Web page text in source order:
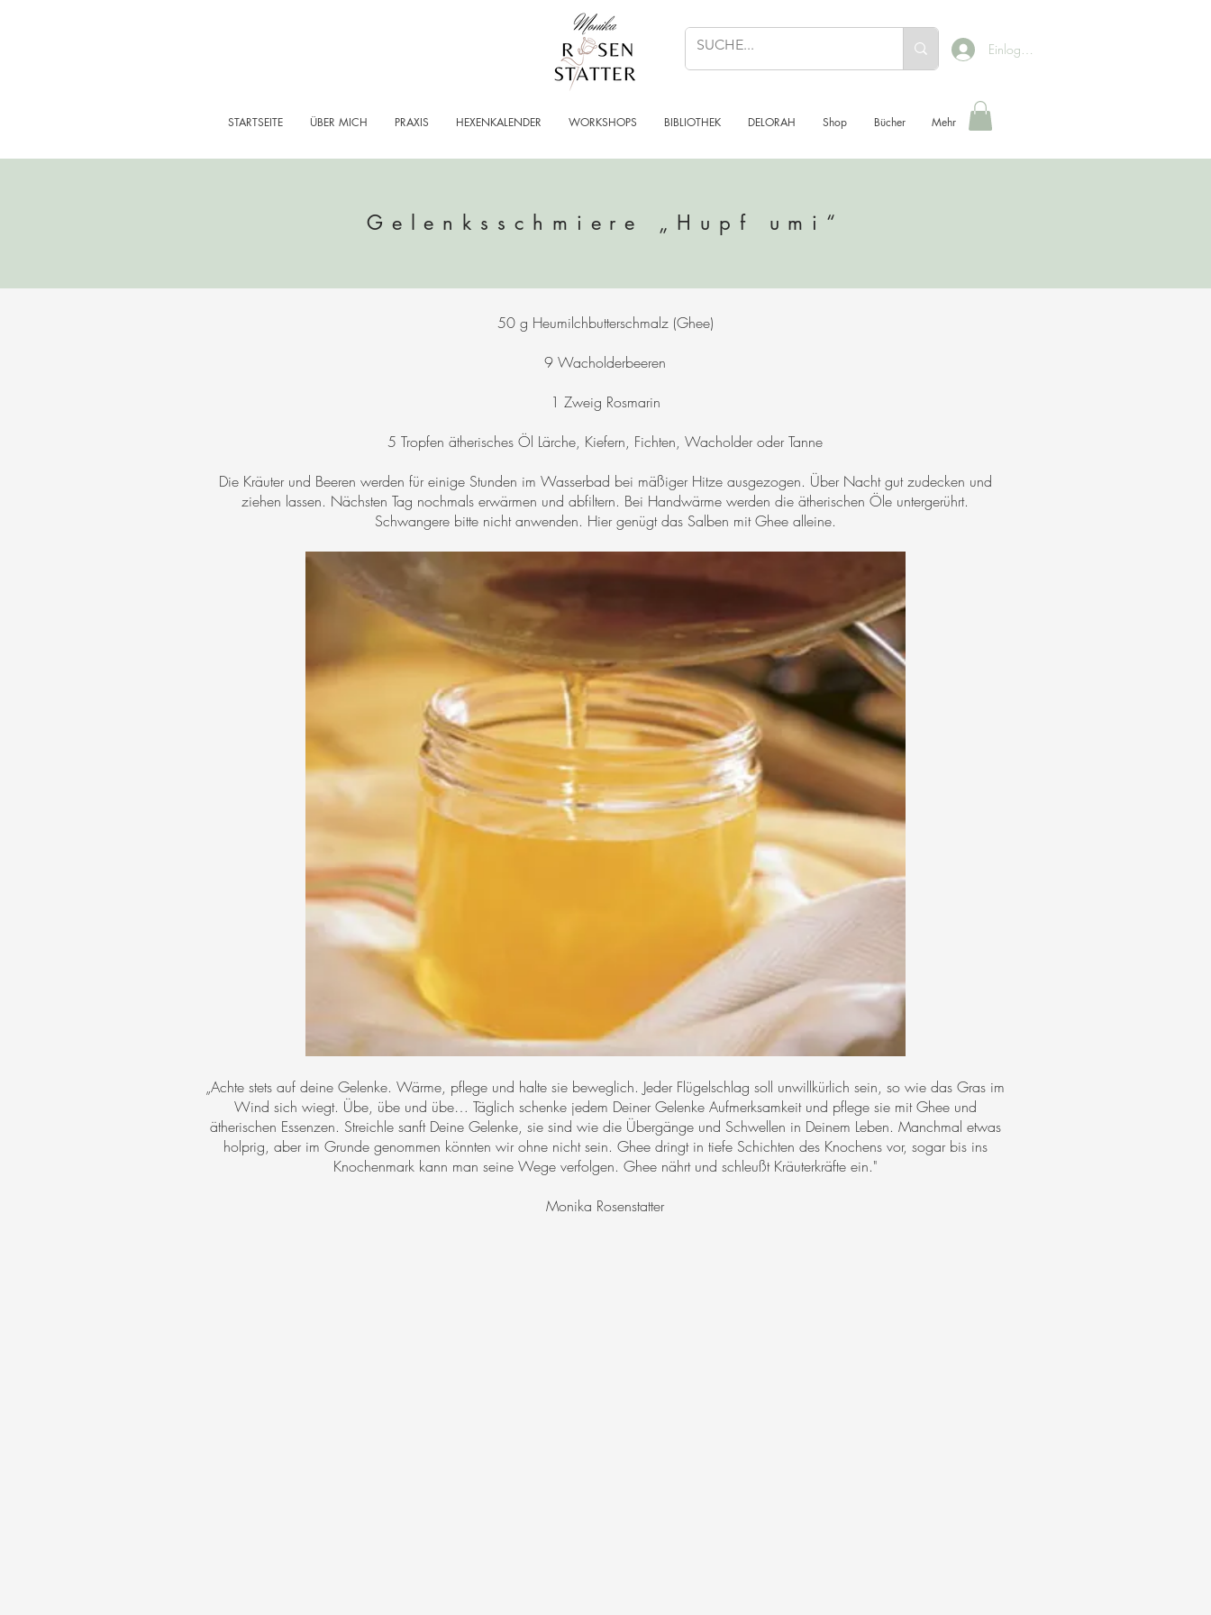
Einloggen
STARTSEITE ÜBER MICH PRAXIS HEXENKALENDER WORKSHOPS BIBLIOTHEK DELORAH Shop Bücher Mehr
50 g Heumilchbutterschmalz (Ghee)
9 Wacholderbeeren
1 Zweig Rosmarin
5 Tropfen ätherisches Öl Lärche, Kiefern, Fichten, Wacholder oder Tanne
Die Kräuter und Beeren werden für einige Stunden im Wasserbad bei mäßiger Hitze ausgezogen. Über Nacht gut zudecken und
ziehen lassen. Nächsten Tag nochmals erwärmen und abfiltern. Bei Handwärme werden die ätherischen Öle untergerührt.
Schwangere bitte nicht anwenden. Hier genügt das Salben mit Ghee alleine.
„Achte stets auf deine Gelenke. Wärme, pflege und halte sie beweglich. Jeder Flügelschlag soll unwillkürlich sein, so wie das Gras im
Wind sich wiegt. Übe, übe und übe… Täglich schenke jedem Deiner Gelenke Aufmerksamkeit und pflege sie mit Ghee und
ätherischen Essenzen. Streichle sanft Deine Gelenke, sie sind wie die Übergänge und Schwellen in Deinem Leben. Manchmal etwas
holprig, aber im Grunde genommen könnten wir ohne nicht sein. Ghee dringt in tiefe Schichten des Knochens vor, sogar bis ins
Knochenmark kann man seine Wege verfolgen. Ghee nährt und schleußt Kräuterkräfte ein."
Monika Rosenstatter
Gelenksschmiere „Hupf umi“